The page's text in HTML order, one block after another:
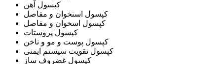
کپسول آهن
کپسول استخوان و مفاصل
کپسول اسخوان و مفاصل
کپسول پروستات
کپسول پوست و مو و ناخن
کپسول تقویت سیستم ایمنی
کپسول غضروف ساز